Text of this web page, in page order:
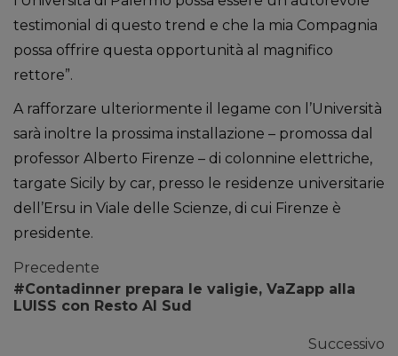
testimonial di questo trend e che la mia Compagnia
possa offrire questa opportunità al magnifico
rettore”.
A rafforzare ulteriormente il legame con l’Università
sarà inoltre la prossima installazione – promossa dal
professor Alberto Firenze – di colonnine elettriche,
targate Sicily by car, presso le residenze universitarie
dell’Ersu in Viale delle Scienze, di cui Firenze è
presidente.
Precedente
#Contadinner prepara le valigie, VaZapp alla
LUISS con Resto Al Sud
Successivo